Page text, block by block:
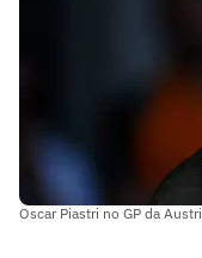
Oscar Piastri no GP da